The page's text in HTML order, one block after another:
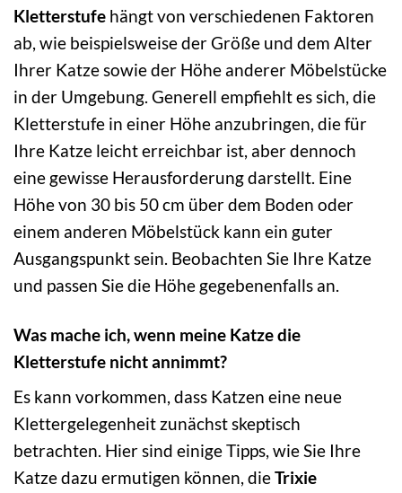
Kletterstufe hängt von verschiedenen Faktoren
ab, wie beispielsweise der Größe und dem Alter
Ihrer Katze sowie der Höhe anderer Möbelstücke
in der Umgebung. Generell empfiehlt es sich, die
Kletterstufe in einer Höhe anzubringen, die für
Ihre Katze leicht erreichbar ist, aber dennoch
eine gewisse Herausforderung darstellt. Eine
Höhe von 30 bis 50 cm über dem Boden oder
einem anderen Möbelstück kann ein guter
Ausgangspunkt sein. Beobachten Sie Ihre Katze
und passen Sie die Höhe gegebenenfalls an.
Was mache ich, wenn meine Katze die
Kletterstufe nicht annimmt?
Es kann vorkommen, dass Katzen eine neue
Klettergelegenheit zunächst skeptisch
betrachten. Hier sind einige Tipps, wie Sie Ihre
Katze dazu ermutigen können, dieTrixie